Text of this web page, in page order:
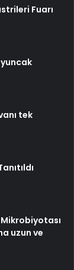
Fuarı
tek
Mikrobiyotası
uzun ve